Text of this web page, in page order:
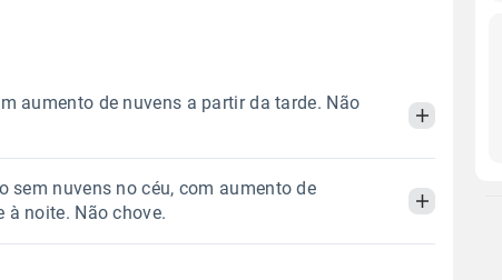
aumento de nuvens a partir da tarde. Não
Manhã Tarde Noite
sem nuvens no céu, com aumento de
à noite. Não chove.